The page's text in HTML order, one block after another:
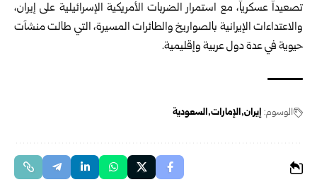
تصعيداً عسكرياً، مع استمرار الضربات الأمريكية الإسرائيلية على إيران،
والاعتداءات الإيرانية بالصواريخ والطائرات المسيرة، التي طالت منشآت
حيوية في عدة دول عربية وإقليمية.
الوسوم: إيران الإمارات السعودية